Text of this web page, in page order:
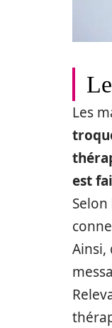
Les
est
Ainsi,